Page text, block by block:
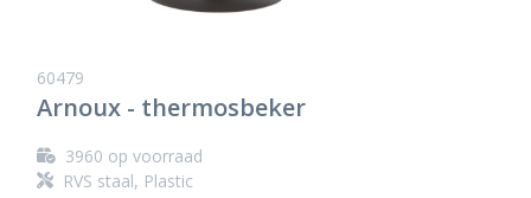
60479
Arnoux - thermosbeker
3960 op voorraad
RVS staal, Plastic